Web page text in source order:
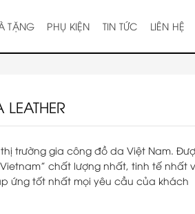
TẶNG PHỤ KIỆN TIN TỨC LIÊN HỆ
trường gia công đồ da Việt Nam.
chất lượng nhất, tinh tế nhất
ứng tốt nhất mọi yêu cầu của khách